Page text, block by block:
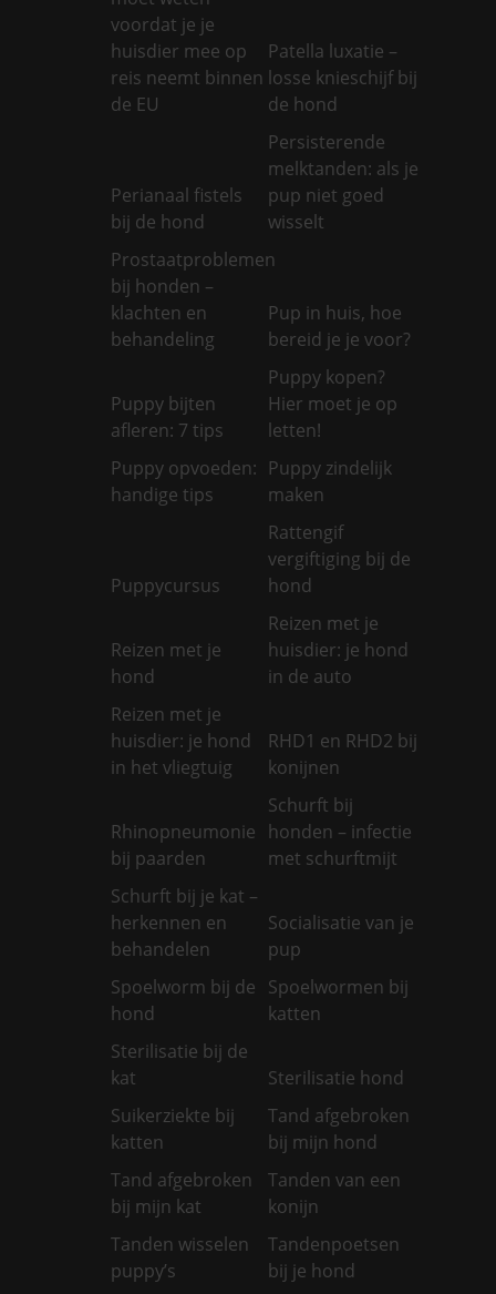
voordat je je
huisdier mee op
reis neemt binnen
de EU
Patella luxatie –
losse knieschijf bij
de hond
Perianaal fistels
bij de hond
Persisterende
melktanden: als je
pup niet goed
wisselt
Prostaatproblemen
bij honden –
klachten en
behandeling
Pup in huis, hoe
bereid je je voor?
Puppy bijten
afleren: 7 tips
Puppy kopen?
Hier moet je op
letten!
Puppy opvoeden:
handige tips
Puppy zindelijk
maken
Puppycursus
Rattengif
vergiftiging bij de
hond
Reizen met je
hond
Reizen met je
huisdier: je hond
in de auto
Reizen met je
huisdier: je hond
in het vliegtuig
RHD1 en RHD2 bij
konijnen
Rhinopneumonie
bij paarden
Schurft bij
honden – infectie
met schurftmijt
Schurft bij je kat –
herkennen en
behandelen
Socialisatie van je
pup
Spoelworm bij de
hond
Spoelwormen bij
katten
Sterilisatie bij de
kat
Sterilisatie hond
Suikerziekte bij
katten
Tand afgebroken
bij mijn hond
Tand afgebroken
bij mijn kat
Tanden van een
konijn
Tanden wisselen
puppy’s
Tandenpoetsen
bij je hond